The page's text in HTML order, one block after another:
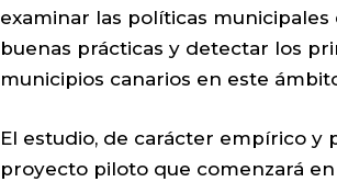
examinar las políticas
buenas prácticas y detectar los
municipios canarios en este
El estudio, de carácter empírico y
proyecto piloto que comenzará